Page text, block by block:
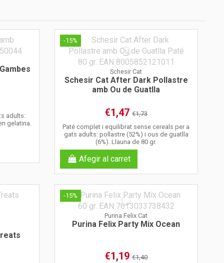
adults:
gelatina.
-15%
Schesir Cat
Schesir Cat After Dark Pollastre
amb Ou de Guatlla
€1,47€1,73
Paté complet i equilibrat sense cereals per a
gats adults: pollastre (52%) i ous de guatlla
(6%). Llauna de 80 gr.
Afegir al carret
-15%
Purina Felix Cat
Purina Felix Party Mix Ocean
€1,19€1,40